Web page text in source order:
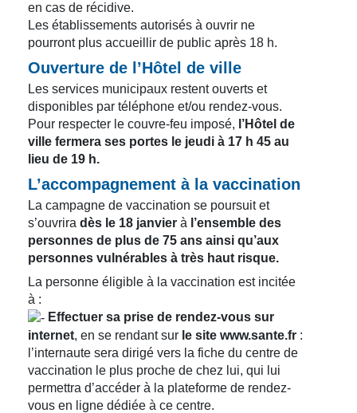
en cas de récidive.
Les établissements autorisés à ouvrir ne
pourront plus accueillir de public après 18 h.
Ouverture de l’Hôtel de ville
Les services municipaux restent ouverts et
disponibles par téléphone et/ou rendez-vous.
Pour respecter le couvre-feu imposé, l’Hôtel de
ville fermera ses portes le jeudi à 17 h 45 au
lieu de 19 h.
L’accompagnement à la vaccination
La campagne de vaccination se poursuit et
s’ouvrira dès le 18 janvier à l’ensemble des
personnes de plus de 75 ans ainsi qu’aux
personnes vulnérables à très haut risque.
La personne éligible à la vaccination est incitée
à :
Effectuer sa prise de rendez-vous sur
internet, en se rendant sur le site www.sante.fr :
l’internaute sera dirigé vers la fiche du centre de
vaccination le plus proche de chez lui, qui lui
permettra d’accéder à la plateforme de rendez-
vous en ligne dédiée à ce centre.